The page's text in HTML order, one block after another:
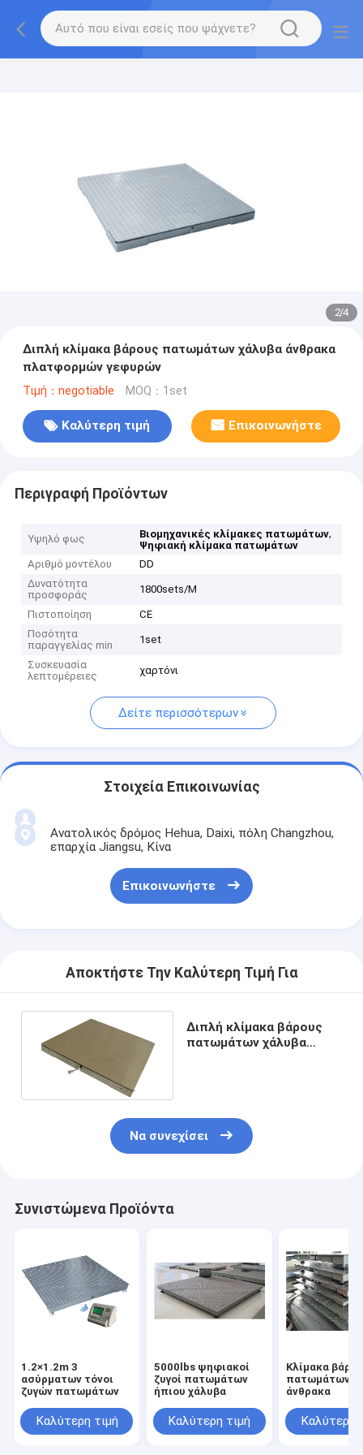
2/4
Διπλή κλίμακα βάρους πατωμάτων χάλυβα άνθρακα
πλατφορμών γεφυρών
Τιμή：negotiable MOQ：1set
Καλύτερη τιμή Επικοινωνήστε
Περιγραφή Προϊόντων
Υψηλό φως Βιομηχανικές κλίμακες πατωμάτων,
Ψηφιακή κλίμακα πατωμάτων
Αριθμό μοντέλου
DD
Δυνατότητα
προσφοράς
1800sets/M
Πιστοποίηση
CE
Ποσότητα
παραγγελίας min
1set
Συσκευασία
λεπτομέρειες
χαρτόνι
Δείτε περισσότερων
Στοιχεία Επικοινωνίας
Ανατολικός δρόμος Hehua, Daixi, πόλη Changzhou,
επαρχία Jiangsu, Κίνα
Επικοινωνήστε
Αποκτήστε Την Καλύτερη Τιμή Για
Διπλή κλίμακα βάρους
πατωμάτων χάλυβα
Να συνεχίσει
Συνιστώμενα Προϊόντα
1.2×1.2m 3
ασύρματων τόνοι
ζυγών πατωμάτων
Καλύτερη τιμή
5000lbs ψηφιακοί
ζυγοί πατωμάτων
ήπιου χάλυβα
Καλύτερη τιμή
Κλίμακα
πατωμάτων
άνθρακα
Καλύτερη